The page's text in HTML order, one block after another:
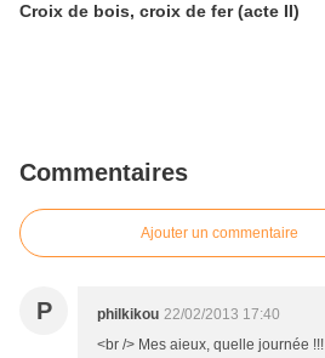
Croix de bois, croix de fer (acte II)
Commentaires
Ajouter un commentaire
P philkikou 22/02/2013 17:40
<br /> Mes aieux, quelle journée